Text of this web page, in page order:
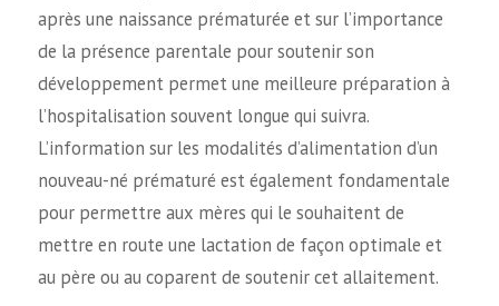
après une naissance prématurée et sur l’importance
de la présence parentale pour soutenir son
développement permet une meilleure préparation à
l’hospitalisation souvent longue qui suivra.
L’information sur les modalités d’alimentation d’un
nouveau-né prématuré est également fondamentale
pour permettre aux mères qui le souhaitent de
mettre en route une lactation de façon optimale et
au père ou au coparent de soutenir cet allaitement.